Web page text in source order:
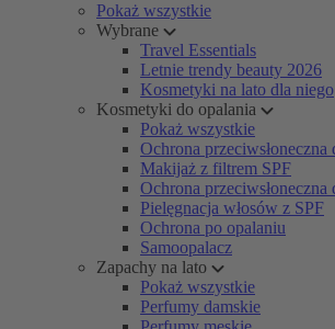
Pokaż wszystkie
Wybrane
Travel Essentials
Letnie trendy beauty 2026
Kosmetyki na lato dla niego
Kosmetyki do opalania
Pokaż wszystkie
Ochrona przeciwsłoneczna
Makijaż z filtrem SPF
Ochrona przeciwsłoneczna
Pielęgnacja włosów z SPF
Ochrona po opalaniu
Samoopalacz
Zapachy na lato
Pokaż wszystkie
Perfumy damskie